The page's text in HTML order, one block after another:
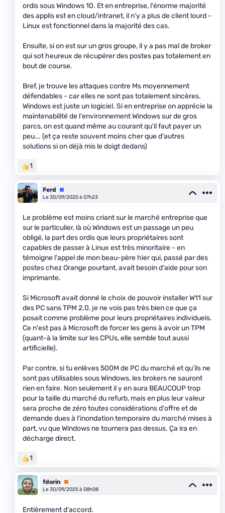
ordis sous Windows 10. Et en entreprise, l'énorme majorité
des applis est en cloud/intranet, il n'y a plus de client lourd -
Linux est fonctionnel dans la majorité des cas.
Ensuite, si on est sur un gros groupe, il y a pas mal de broker
qui sot heureux de récupérer des postes pas totalement en
bout de course.
Bref, je trouve les attaques contre Ms moyennement
défendables - car elles ne sont pas totalement sincères.
Windows est juste un logiciel. Si en entreprise on apprécie la
maintenabilité de l'environnement Windows sur de gros
parcs, on est quand même au courant qu'il faut payer un
peu... (et ça reste souvent moins cher que d'autres
solutions si on déjà mis le doigt dedans)
1
Ferd
Équipe
Le 30/09/2025 à 07h23
Le problème est moins criant sur le marché entreprise que
sur le particulier, là où Windows est un passage un peu
obligé, la part des ordis que leurs propriétaires sont
capables de passer à Linux est très minoritaire - en
témoigne l'appel de mon beau-père hier qui, passé par des
postes chez Orange pourtant, avait besoin d'aide pour son
imprimante.
Si Microsoft avait donné le choix de pouvoir installer W11 sur
des PC sans TPM 2.0, je ne vois pas très bien ce que ça
posait comme problème pour leurs propriétaires individuels.
Ce n'est pas à Microsoft de forcer les gens à avoir un TPM
(quant-à la limite sur les CPUs, elle semble tout aussi
artificielle).
Par contre, si tu enlèves 500M de PC du marché et qu'ils ne
sont pas utilisables sous Windows, les brokers ne sauront
rien en faire. Non seulement il y en aura BEAUCOUP trop
pour la taille du marché du refurb, mais en plus leur valeur
sera proche de zéro toutes considérations d'offre et de
demande dues à l'inondation temporaire du marché mises à
part, vu que Windows ne tournera pas dessus. Ça ira en
décharge direct.
1
fdorin
Premium
Le 30/09/2025 à 08h08
Entièrement d'accord.